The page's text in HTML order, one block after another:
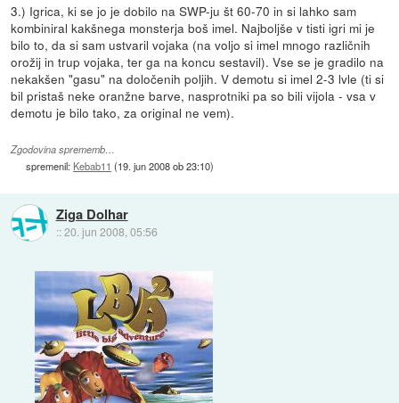
3.) Igrica, ki se jo je dobilo na SWP-ju št 60-70 in si lahko sam
kombiniral kakšnega monsterja boš imel. Najboljše v tisti igri mi je
bilo to, da si sam ustvaril vojaka (na voljo si imel mnogo različnih
orožij in trup vojaka, ter ga na koncu sestavil). Vse se je gradilo na
nekakšen "gasu" na določenih poljih. V demotu si imel 2-3 lvle (ti si
bil pristaš neke oranžne barve, nasprotniki pa so bili vijola - vsa v
demotu je bilo tako, za original ne vem).
Zgodovina sprememb…
spremenil: Kebab11 (19. jun 2008 ob 23:10)
Ziga Dolhar
::20. jun 2008, 05:56